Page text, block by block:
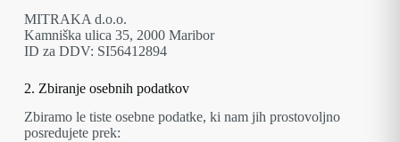
MITRAKA d.o.o.
Kamniška ulica 35, 2000 Maribor
ID za DDV: SI56412894
2. Zbiranje osebnih podatkov
Zbiramo le tiste osebne podatke, ki nam jih prostovoljno
posredujete prek: